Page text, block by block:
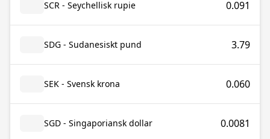
SCR - Seychellisk rupie 0.091
SDG - Sudanesiskt pund 3.79
SEK - Svensk krona 0.060
SGD - Singaporiansk dollar 0.0081